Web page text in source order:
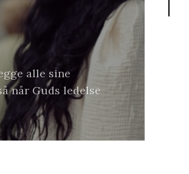
alle sine
når Guds ledelse